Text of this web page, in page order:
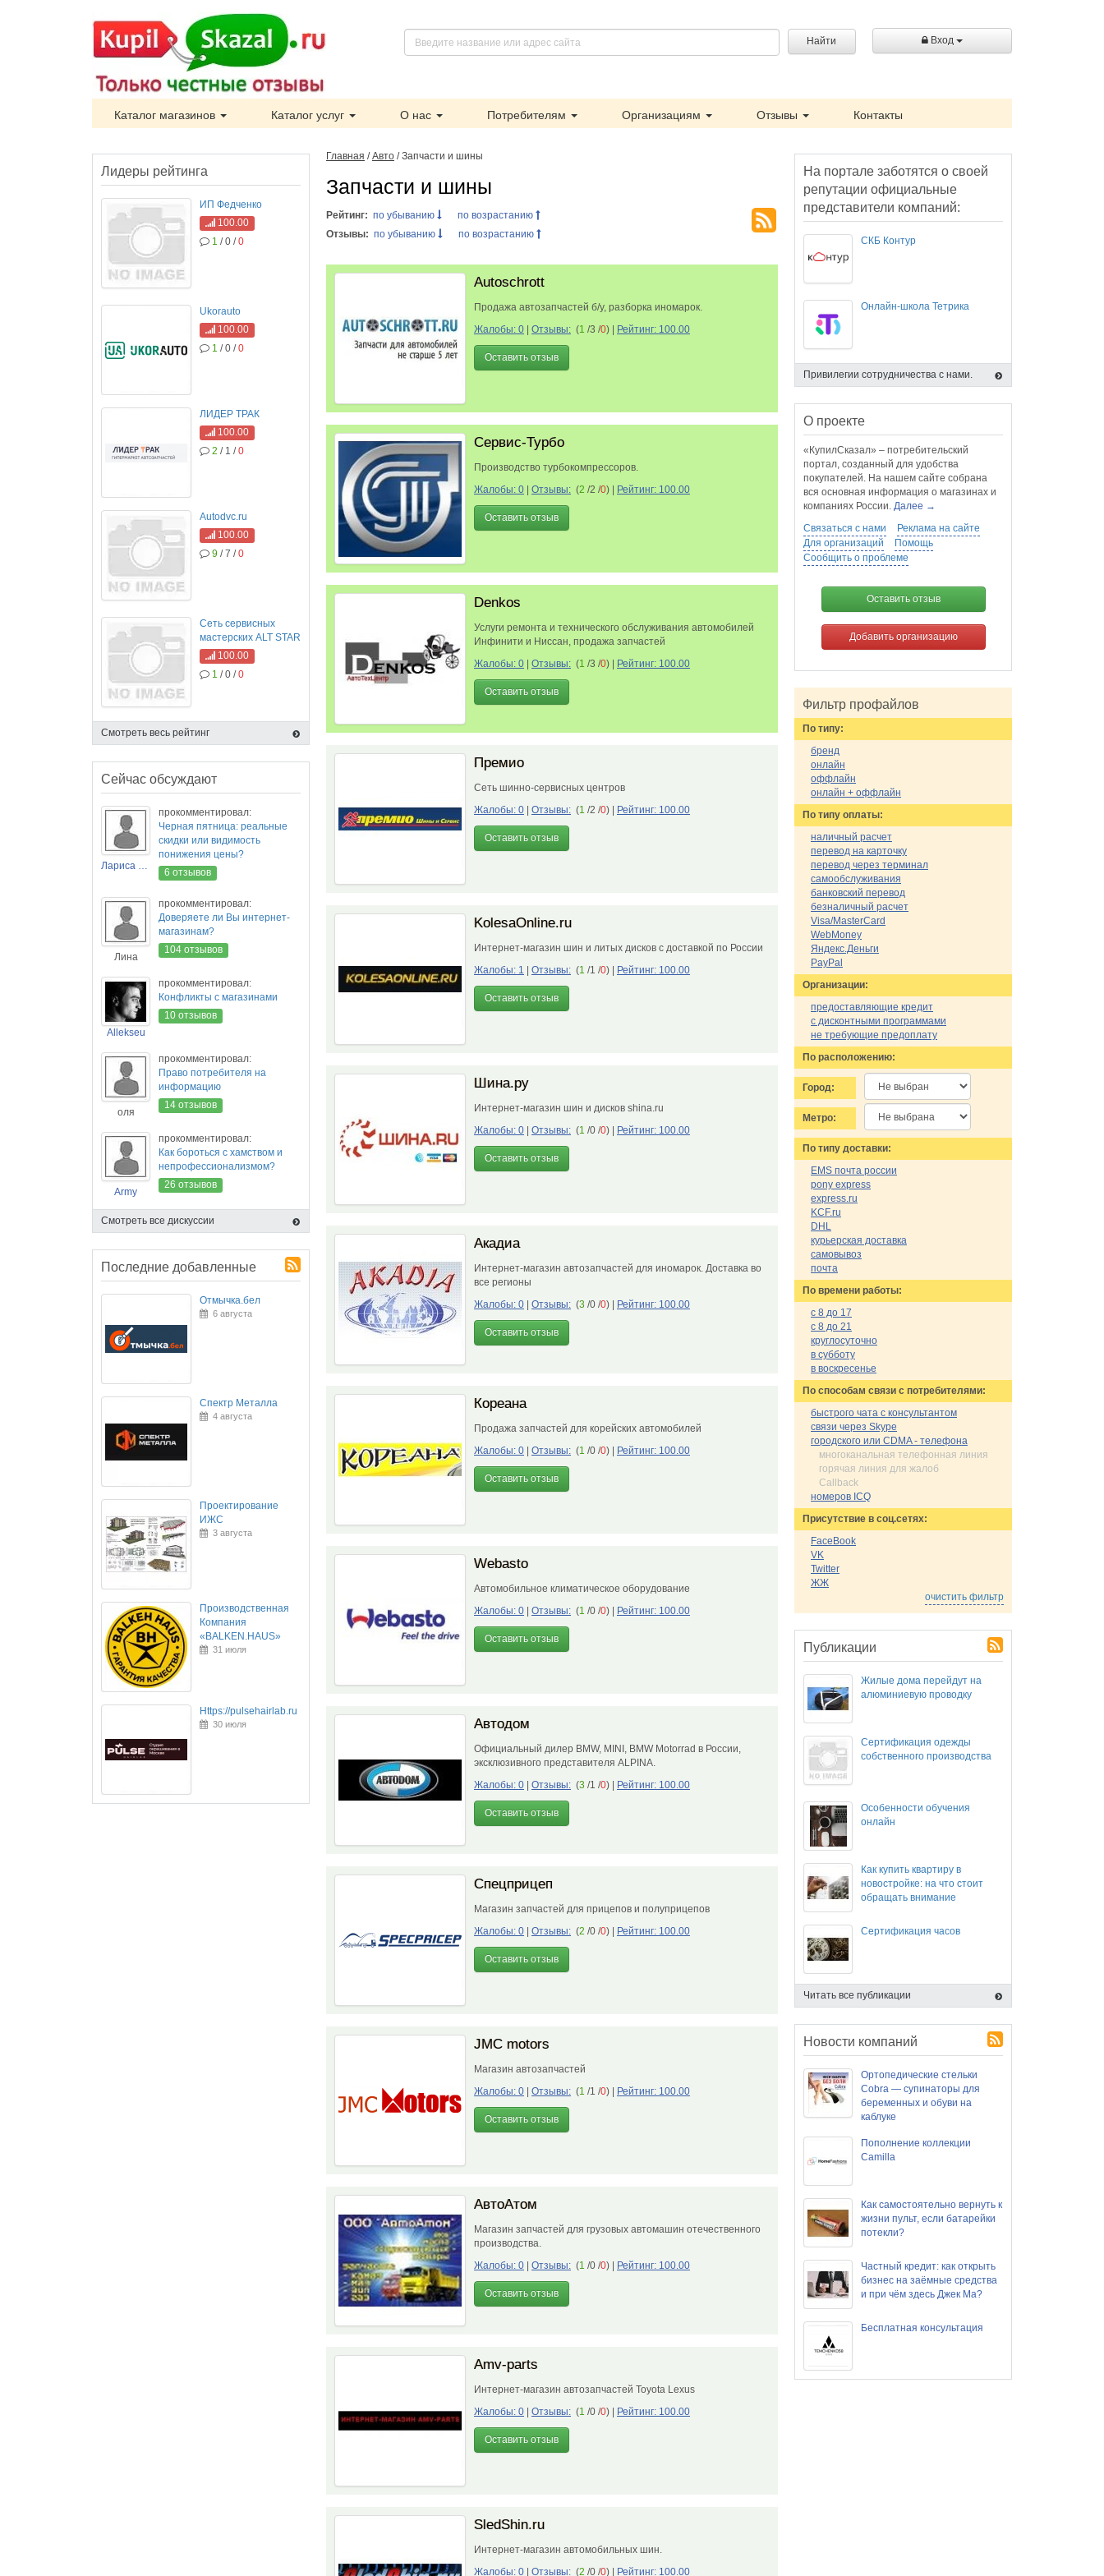
Найти Вход
Каталог магазинов Каталог услуг О нас Потребителям Организациям Отзывы Контакты
Главная /Авто / Запчасти и шины
Запчасти и шины
Рейтинг: по убыванию
по возрастанию
Отзывы: по убыванию по возрастанию
Autoschrott
Продажа автозапчастей б/у, разборка иномарок.
Жалобы: 0
Отзывы: (1 /3 /0) Рейтинг: 100.00
Оставить отзыв
Сервис-Турбо
Производство турбокомпрессоров.
Жалобы: 0
Отзывы: (2 /2 /0) Рейтинг: 100.00
Оставить отзыв
Denkos
Услуги ремонта и технического обслуживания автомобилей
Инфинити и Ниссан, продажа запчастей
Жалобы: 0
Отзывы: (1 /3 /0) Рейтинг: 100.00
Оставить отзыв
Премио
Сеть шинно-сервисных центров
Жалобы: 0
Отзывы: (1 /2 /0) Рейтинг: 100.00
Оставить отзыв
KolesaOnline.ru
Интернет-магазин шин и литых дисков с доставкой по России
Жалобы: 1
Отзывы: (1 /1 /0) Рейтинг: 100.00
Оставить отзыв
Шина.ру
Интернет-магазин шин и дисков shina.ru
Жалобы: 0
Отзывы: (1 /0 /0) Рейтинг: 100.00
Оставить отзыв
Акадиа
Интернет-магазин автозапчастей для иномарок. Доставка во
все регионы
Жалобы: 0
Отзывы: (3 /0 /0) Рейтинг: 100.00
Оставить отзыв
Кореана
Продажа запчастей для корейских автомобилей
Жалобы: 0
Отзывы: (1 /0 /0) Рейтинг: 100.00
Оставить отзыв
Webasto
Автомобильное климатическое оборудование
Жалобы: 0
Отзывы: (1 /0 /0) Рейтинг: 100.00
Оставить отзыв
Автодом
Официальный дилер BMW, MINI, BMW Motorrad в России,
эксклюзивного представителя ALPINA.
Жалобы: 0
Отзывы: (3 /1 /0) Рейтинг: 100.00
Оставить отзыв
Спецприцеп
Магазин запчастей для прицепов и полуприцепов
Жалобы: 0
Отзывы: (2 /0 /0) Рейтинг: 100.00
Оставить отзыв
JMC motors
Магазин автозапчастей
Жалобы: 0
Отзывы: (1 /1 /0) Рейтинг: 100.00
Оставить отзыв
АвтоАтом
Магазин запчастей для грузовых автомашин отечественного
производства.
Жалобы: 0
Отзывы: (1 /0 /0) Рейтинг: 100.00
Оставить отзыв
Amv-parts
Интернет-магазин автозапчастей Toyota Lexus
Жалобы: 0
Отзывы: (1 /0 /0) Рейтинг: 100.00
Оставить отзыв
SledShin.ru
Интернет-магазин автомобильных шин.
Жалобы: 0
Отзывы: (2 /0 /0) Рейтинг: 100.00
Лидеры рейтинга
ИП Федченко
100.00
1 / 0 /0
Ukorauto
100.00
1 / 0 /0
ЛИДЕР ТРАК
100.00
2 / 1 /0
Autodvc.ru
100.00
9 / 7 /0
Сеть сервисных
мастерских ALT STAR
100.00
1 / 0 /0
Смотреть весь рейтинг
Сейчас обсуждают
Лариса Новикова
прокомментировал:
Черная пятница: реальные
скидки или видимость
понижения цены?
6 отзывов
Лина
прокомментировал:
Доверяете ли Вы интернет-
магазинам?
104 отзывов
Allekseu
прокомментировал:
Конфликты с магазинами
10 отзывов
оля
прокомментировал:
Право потребителя на
информацию
14 отзывов
Army
прокомментировал:
Как бороться с хамством и
непрофессионализмом?
26 отзывов
Смотреть все дискуссии
Последние добавленные
Отмычка.бел
6 августа
Спектр Металла
4 августа
Проектирование
ИЖС
3 августа
Производственная
Компания
«BALKEN.HAUS»
31 июля
Https://pulsehairlab.ru
30 июля
На портале заботятся о своей
репутации официальные
представители компаний:
СКБ Контур
Онлайн-школа Тетрика
Привилегии сотрудничества с нами.
О проекте
«КупилСказал» – потребительский
портал, созданный для удобства
покупателей. На нашем сайте собрана
вся основная информация о магазинах и
компаниях России. Далее →
Связаться с нами
Реклама на сайте
Для организаций
Помощь
Сообщить о проблеме
Оставить отзыв
Добавить организацию
Фильтр профайлов
По типу:
бренд
онлайн
оффлайн
онлайн + оффлайн
По типу оплаты:
наличный расчет
перевод на карточку
перевод через терминал
самообслуживания
банковский перевод
безналичный расчет
Visa/MasterCard
WebMoney
Яндекс.Деньги
PayPal
Организации:
предоставляющие кредит
с дисконтными программами
не требующие предоплату
По расположению:
Город:
Метро:
По типу доставки:
EMS почта россии
pony express
express.ru
KCF.ru
DHL
курьерская доставка
самовывоз
почта
По времени работы:
с 8 до 17
с 8 до 21
круглосуточно
в субботу
в воскресенье
По cпособам связи с потребителями:
быстрого чата с консультантом
связи через Skype
городского или CDMA - телефона
многоканальная телефонная линия
горячая линия для жалоб
Callback
номеров ICQ
Присутствие в соц.сетях:
FaceBook
VK
Twitter
ЖЖ
очистить фильтр
Публикации
Жилые дома перейдут на
алюминиевую проводку
Сертификация одежды
собственного производства
Особенности обучения
онлайн
Как купить квартиру в
новостройке: на что стоит
обращать внимание
Сертификация часов
Читать все публикации
Новости компаний
Ортопедические стельки
Cobra — супинаторы для
беременных и обуви на
каблуке
Пополнение коллекции
Camilla
Как самостоятельно вернуть к
жизни пульт, если батарейки
потекли?
Частный кредит: как открыть
бизнес на заёмные средства
и при чём здесь Джек Ма?
Бесплатная консультация